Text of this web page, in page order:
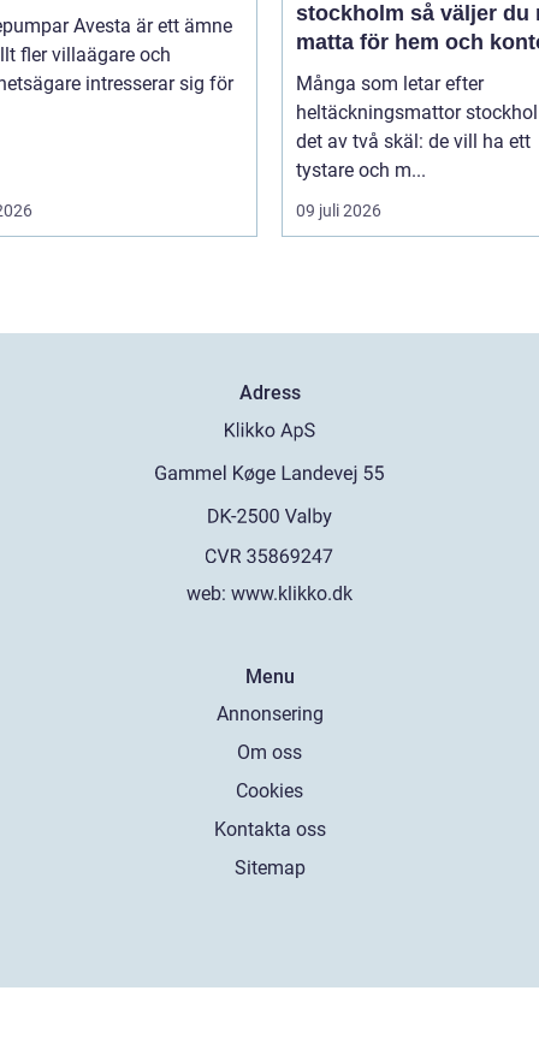
Avesta är ett ämne
fler villaägare och
intresserar sig för
stockholm så väljer du rätt
matta för hem och
Många som letar efter
heltäckningsmattor
det av två skäl: de vill ha ett
tystare och m...
09 juli 2026
Adress
web: www.klikko.dk
Menu
Annonsering
Om oss
Cookies
Kontakta oss
Sitemap